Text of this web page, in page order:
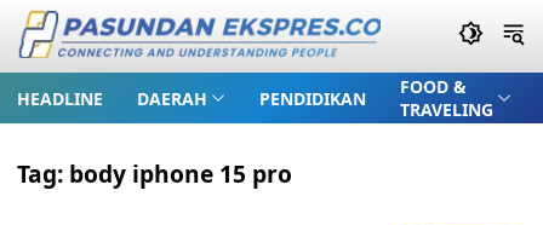
HEADLINE DAERAH PENDIDIKAN
FOOD &
TRAVELING
Tag: body iphone 15 pro